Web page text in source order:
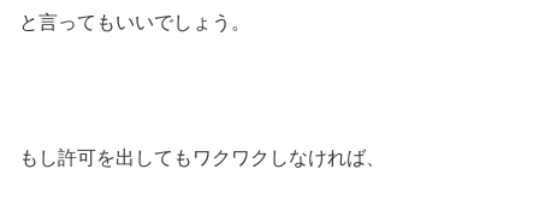
と言ってもいいでしょう。
もし許可を出してもワクワクしなければ、